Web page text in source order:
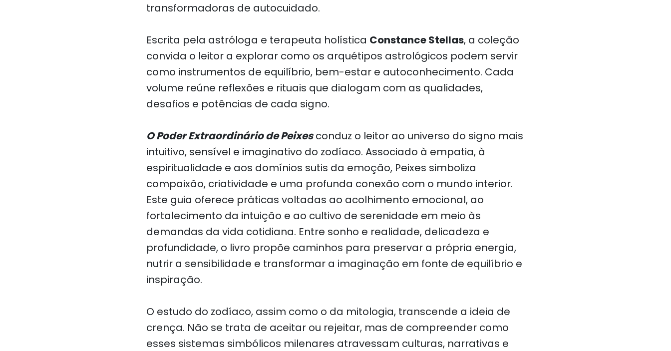
transformadoras de autocuidado.
Escrita pela astróloga e terapeuta holística Constance Stellas, a coleção
convida o leitor a explorar como os arquétipos astrológicos podem servir
como instrumentos de equilíbrio, bem-estar e autoconhecimento. Cada
volume reúne reflexões e rituais que dialogam com as qualidades,
desafios e potências de cada signo.
O Poder Extraordinário de Peixesconduz o leitor ao universo do signo mais
intuitivo, sensível e imaginativo do zodíaco. Associado à empatia, à
espiritualidade e aos domínios sutis da emoção, Peixes simboliza
compaixão, criatividade e uma profunda conexão com o mundo interior.
Este guia oferece práticas voltadas ao acolhimento emocional, ao
fortalecimento da intuição e ao cultivo de serenidade em meio às
demandas da vida cotidiana. Entre sonho e realidade, delicadeza e
profundidade, o livro propõe caminhos para preservar a própria energia,
nutrir a sensibilidade e transformar a imaginação em fonte de equilíbrio e
inspiração.
O estudo do zodíaco, assim como o da mitologia, transcende a ideia de
crença. Não se trata de aceitar ou rejeitar, mas de compreender como
esses sistemas simbólicos milenares atravessam culturas, narrativas e